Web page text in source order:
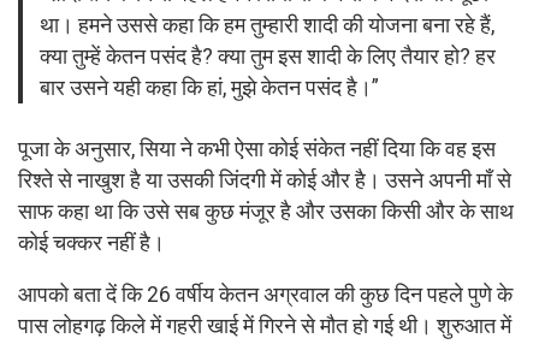
था। हमने उससे कहा कि हम तुम्हारी शादी की योजना बना रहे हैं,
क्या तुम्हें केतन पसंद है? क्या तुम इस शादी के लिए तैयार हो? हर
बार उसने यही कहा कि हां, मुझे केतन पसंद है।”
पूजा के अनुसार, सिया ने कभी ऐसा कोई संकेत नहीं दिया कि वह इस
रिश्ते से नाखुश है या उसकी जिंदगी में कोई और है। उसने अपनी माँ से
साफ कहा था कि उसे सब कुछ मंजूर है और उसका किसी और के साथ
कोई चक्कर नहीं है।
आपको बता दें कि 26 वर्षीय केतन अग्रवाल की कुछ दिन पहले पुणे के
पास लोहगढ़ किले में गहरी खाई में गिरने से मौत हो गई थी। शुरुआत में